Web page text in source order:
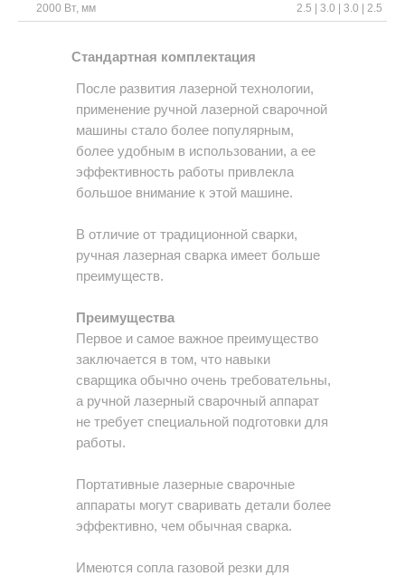
2000 Вт, мм
2.5 | 3.0 | 3.0 | 2.5
Стандартная комплектация
После развития лазерной технологии,
применение ручной лазерной сварочной
машины стало более популярным,
более удобным в использовании, а ее
эффективность работы привлекла
большое внимание к этой машине.
В отличие от традиционной сварки,
ручная лазерная сварка имеет больше
преимуществ.
Преимущества
Первое и самое важное преимущество
заключается в том, что навыки
сварщика обычно очень требовательны,
а ручной лазерный сварочный аппарат
не требует специальной подготовки для
работы.
Портативные лазерные сварочные
аппараты могут сваривать детали более
эффективно, чем обычная сварка.
Имеются сопла газовой резки для